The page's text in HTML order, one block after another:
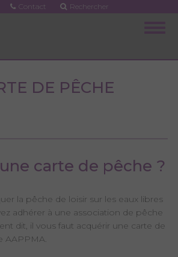
Contact Rechercher
DE PÊCHE
carte de pêche ?
la pêche de loisir sur les eaux libres
adhérer à une association de pêche
dit, il vous faut acquérir une carte de
AAPPMA.